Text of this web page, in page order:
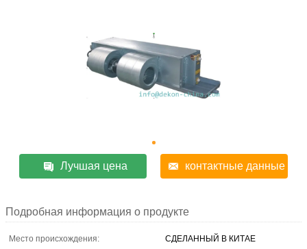
Лучшая цена контактные данные
Подробная информация о продукте
Место происхождения:
СДЕЛАННЫЙ В КИТАЕ